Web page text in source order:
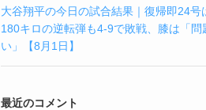
大谷翔平の今日の試合結果｜復帰即24号
180キロの逆転弾も4-9で敗戦、膝は「問
い」【8月1日】
最近のコメント